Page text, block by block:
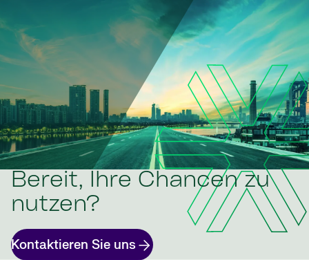
Bereit, Ihre Chancen zu
nutzen?
Kontaktieren Sie uns